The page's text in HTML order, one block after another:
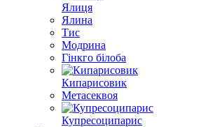
Ялиця
Ялина
Тис
Модрина
Гінкго білоба
Кипарисовик
Метасеквоя
Купресоципарис